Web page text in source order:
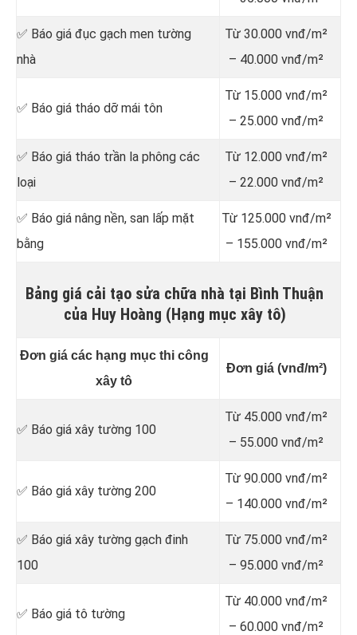
✅ Báo giá đục gạch men tường
nhà
Từ 30.000 vnđ/m²
– 40.000 vnđ/m²
✅ Báo giá tháo dỡ mái tôn
Từ 15.000 vnđ/m²
– 25.000 vnđ/m²
✅ Báo giá tháo trần la phông các
loại
Từ 12.000 vnđ/m²
– 22.000 vnđ/m²
✅ Báo giá nâng nền, san lấp mặt
bằng
Từ 125.000 vnđ/m²
– 155.000 vnđ/m²
Bảng giá cải tạo sửa chữa nhà tại Bình Thuận
của Huy Hoàng (Hạng mục xây tô)
Đơn giá các hạng mục thi công
xây tô
Đơn giá (vnđ/m²)
✅ Báo giá xây tường 100
Từ 45.000 vnđ/m²
– 55.000 vnđ/m²
✅ Báo giá xây tường 200
Từ 90.000 vnđ/m²
– 140.000 vnđ/m²
✅ Báo giá xây tường gạch đinh
100
Từ 75.000 vnđ/m²
– 95.000 vnđ/m²
✅ Báo giá tô tường
Từ 40.000 vnđ/m²
– 60.000 vnđ/m²